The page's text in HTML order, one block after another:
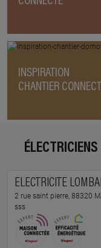
INSPIRATION
CHANTIER
ELECTRICITE
2 rue saint pierre, 88320
sss